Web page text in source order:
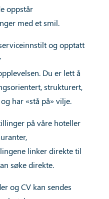
oppstår
med et smil.
og opptatt
Du er lett å
strukturert,
har «stå på» vilje.
på våre hoteller
linker direkte til
søke direkte.
og CV kan sendes